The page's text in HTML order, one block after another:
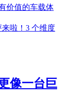
价值的车载体
来啦！3 个维度
像一台巨